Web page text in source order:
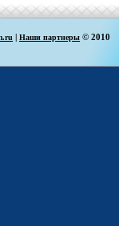
| Наши партнеры © 2010